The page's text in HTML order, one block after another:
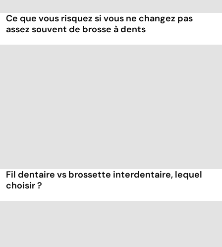
Ce que vous risquez si vous ne changez pas
assez souvent de brosse à dents
Fil dentaire vs brossette interdentaire, lequel
choisir ?